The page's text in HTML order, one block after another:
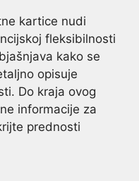
kartice nudi
fleksibilnosti
kako se
opisuje
Do kraja ovog
informacije za
prednosti